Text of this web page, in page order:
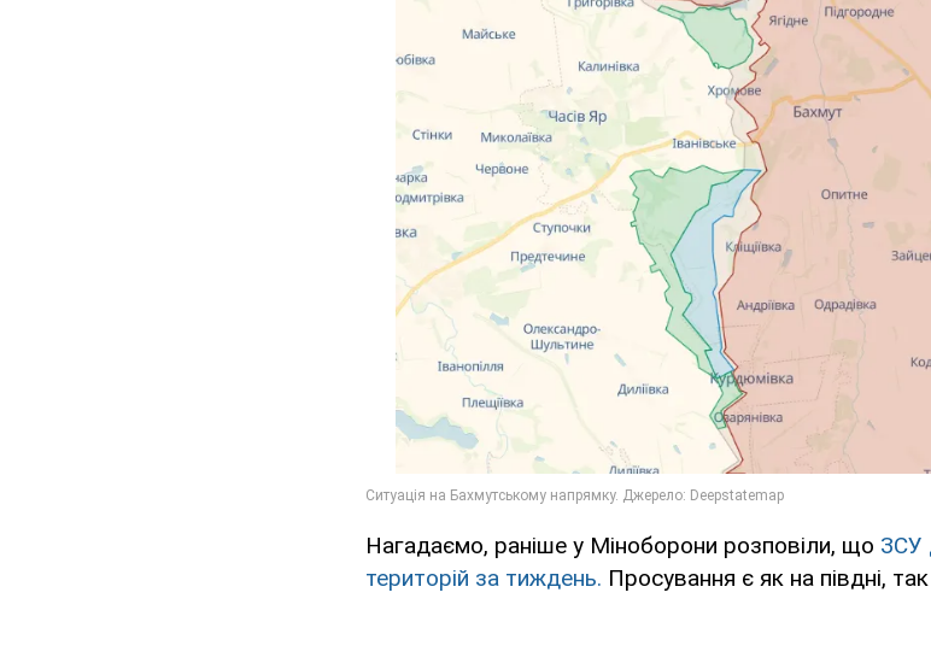
Нагадаємо, раніше у Міноборони розповіли, що ЗСУ
територій за тиждень. Просування є як на півдні,